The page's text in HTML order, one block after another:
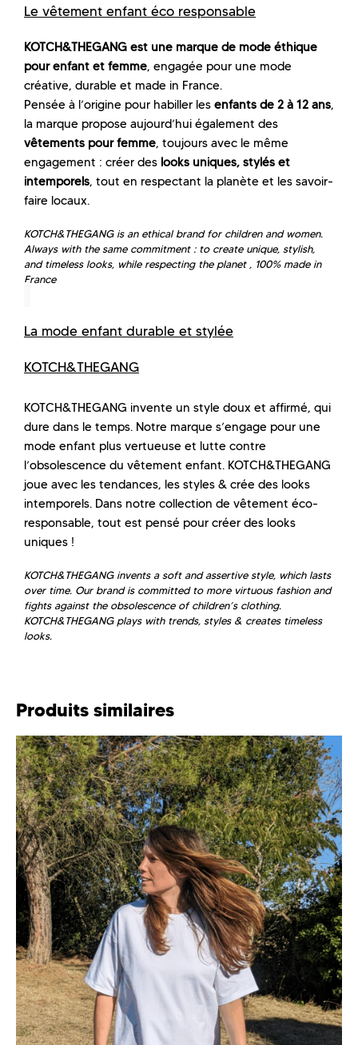
Le vêtement enfant éco responsable
KOTCH&THEGANG est une marque de mode éthique
pour enfant et femme, engagée pour une mode
créative, durable et made in France.
Pensée à l’origine pour habiller les enfants de 2 à 12 ans,
la marque propose aujourd’hui également des
vêtements pour femme, toujours avec le même
engagement : créer des looks uniques, stylés et
intemporels, tout en respectant la planète et les savoir-
faire locaux.
KOTCH&THEGANG is an ethical brand for children and women.
Always with the same commitment : to create unique, stylish,
and timeless looks, while respecting the planet , 100% made in
France
La mode enfant durable et stylée
KOTCH&THEGANG
KOTCH&THEGANG invente un style doux et affirmé, qui
dure dans le temps. Notre marque s’engage pour une
mode enfant plus vertueuse et lutte contre
l’obsolescence du vêtement enfant. KOTCH&THEGANG
joue avec les tendances, les styles & crée des looks
intemporels. Dans notre collection de vêtement éco-
responsable, tout est pensé pour créer des looks
uniques !
KOTCH&THEGANG invents a soft and assertive style, which lasts
over time. Our brand is committed to more virtuous fashion and
fights against the obsolescence of children’s clothing.
KOTCH&THEGANG plays with trends, styles & creates timeless
looks.
Produits similaires